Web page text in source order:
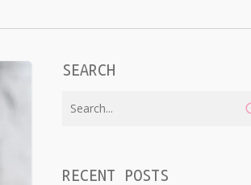
SEARCH
RECENT POSTS